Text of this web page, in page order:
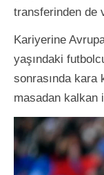
transferinden de
Kariyerine
yaşındaki
sonrasında kara
masadan kalkan